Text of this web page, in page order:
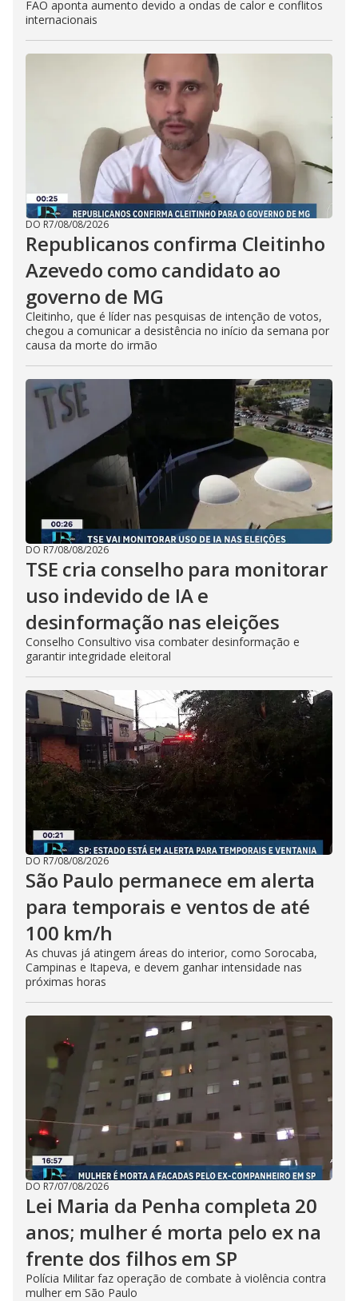
FAO aponta aumento devido a ondas de calor e conflitos
internacionais
DO R7/08/08/2026
Republicanos confirma Cleitinho
Azevedo como candidato ao
governo de MG
Cleitinho, que é líder nas pesquisas de intenção de votos,
chegou a comunicar a desistência no início da semana por
causa da morte do irmão
DO R7/08/08/2026
TSE cria conselho para monitorar
uso indevido de IA e
desinformação nas eleições
Conselho Consultivo visa combater desinformação e
garantir integridade eleitoral
DO R7/08/08/2026
São Paulo permanece em alerta
para temporais e ventos de até
100 km/h
As chuvas já atingem áreas do interior, como Sorocaba,
Campinas e Itapeva, e devem ganhar intensidade nas
próximas horas
DO R7/07/08/2026
Lei Maria da Penha completa 20
anos; mulher é morta pelo ex na
frente dos filhos em SP
Polícia Militar faz operação de combate à violência contra
mulher em São Paulo